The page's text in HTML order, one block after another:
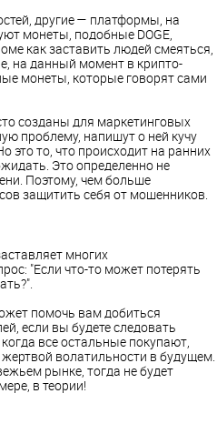
другие — платформы, на
монеты, подобные DOGE,
как заставить людей смеяться,
на данный момент в крипто-
монеты, которые говорят сами
созданы для маркетинговых
проблему, напишут о ней кучу
это то, что происходит на ранних
Это определенно не
Поэтому, чем больше
защитить себя от мошенников.
многих
"Если что-то может потерять
помочь вам добиться
если вы будете следовать
все остальные покупают,
волатильности в будущем.
рынке, тогда не будет
в теории!